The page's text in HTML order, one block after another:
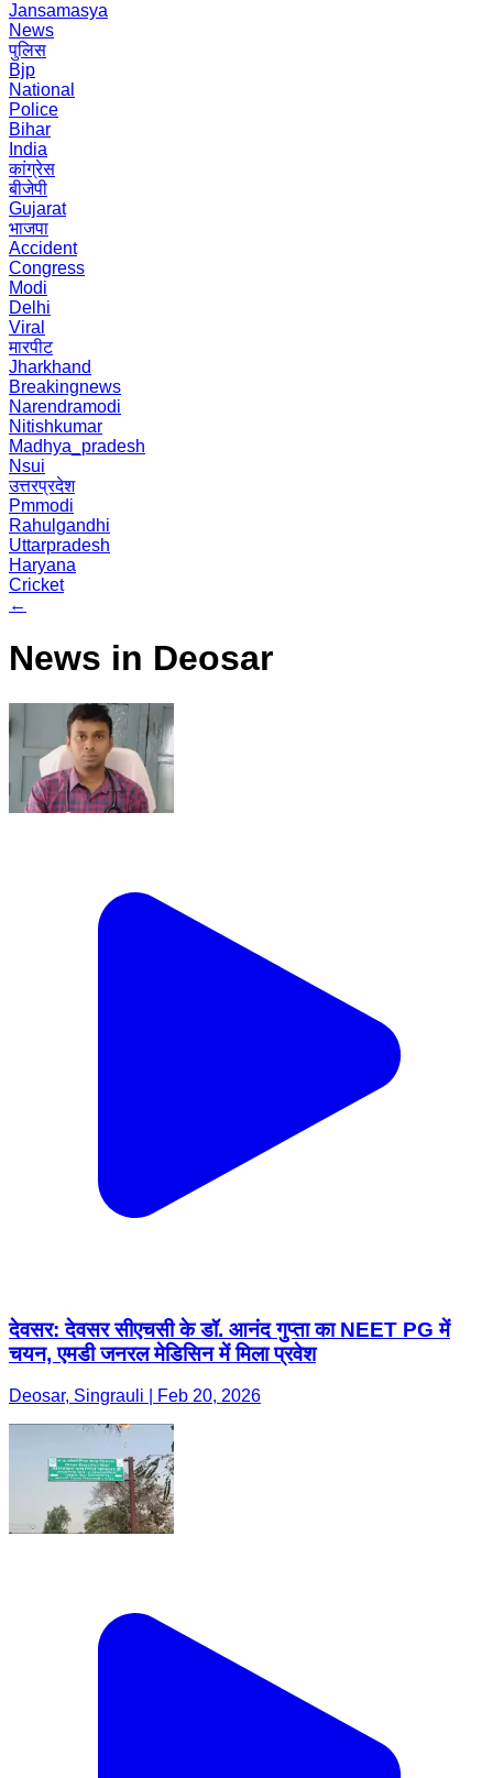
Jansamasya
News
पुलिस
Bjp
National
Police
Bihar
India
कांग्रेस
बीजेपी
Gujarat
भाजपा
Accident
Congress
Modi
Delhi
Viral
मारपीट
Jharkhand
Breakingnews
Narendramodi
Nitishkumar
Madhya_pradesh
Nsui
उत्तरप्रदेश
Pmmodi
Rahulgandhi
Uttarpradesh
Haryana
Cricket
←
News in Deosar
देवसर: देवसर सीएचसी के डॉ. आनंद गुप्ता का NEET PG में
चयन, एमडी जनरल मेडिसिन में मिला प्रवेश
Deosar, Singrauli | Feb 20, 2026